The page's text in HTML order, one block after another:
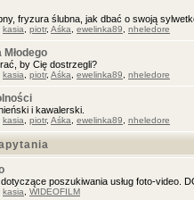
fryzura ślubna, jak dbać o swoją
kasia piotr, Aśka ewelinka89 nheledore
by Cię dostrzegli?
kasia piotr, Aśka ewelinka89 nheledore
i kawalerski.
kasia piotr, Aśka ewelinka89 nheledore
dotyczące poszukiwania usług foto-video.
kasia WIDEOFILM